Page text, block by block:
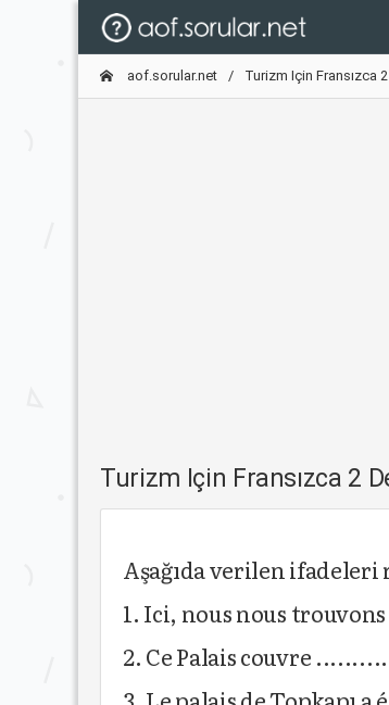
aof.sorular.net Turizm Için Fransızca 2
Turizm Için Fransızca 2
Aşağıda verilen
1. Ici, nous nous
2. Ce Palais couvre ..........